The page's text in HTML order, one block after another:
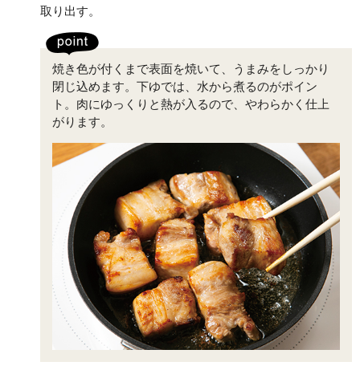
取り出す。
焼き色が付くまで表面を焼いて、うまみをしっかり
閉じ込めます。下ゆでは、水から煮るのがポイン
ト。肉にゆっくりと熱が入るので、やわらかく仕上
がります。